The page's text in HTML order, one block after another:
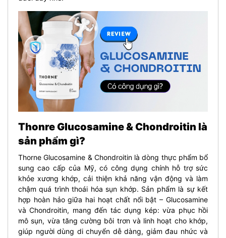
Thonre Glucosamine & Chondroitin là
sản phẩm gì?
Thorne Glucosamine & Chondroitin là dòng thực phẩm bổ
sung cao cấp của Mỹ, có công dụng chính hỗ trợ sức
khỏe xương khớp, cải thiện khả năng vận động và làm
chậm quá trình thoái hóa sụn khớp. Sản phẩm là sự kết
hợp hoàn hảo giữa hai hoạt chất nổi bật – Glucosamine
và Chondroitin, mang đến tác dụng kép: vừa phục hồi
mô sụn, vừa tăng cường bôi trơn và linh hoạt cho khớp,
giúp người dùng di chuyển dễ dàng, giảm đau nhức và